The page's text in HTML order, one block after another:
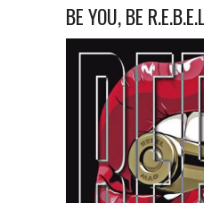
BE YOU, BE